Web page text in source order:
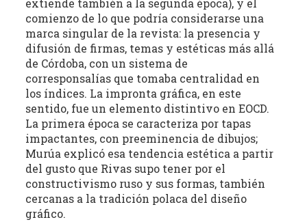
extiende también a la segunda época), y el
comienzo de lo que podría considerarse una
marca singular de la revista: la presencia y
difusión de firmas, temas y estéticas más allá
de Córdoba, con un sistema de
corresponsalías que tomaba centralidad en
los índices. La impronta gráfica, en este
sentido, fue un elemento distintivo en EOCD.
La primera época se caracteriza por tapas
impactantes, con preeminencia de dibujos;
Murúa explicó esa tendencia estética a partir
del gusto que Rivas supo tener por el
constructivismo ruso y sus formas, también
cercanas a la tradición polaca del diseño
gráfico.